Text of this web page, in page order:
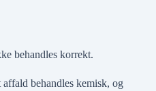
behandles korrekt.
behandles kemisk, og